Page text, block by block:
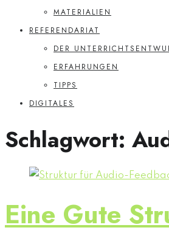
MATERIALIEN
REFERENDARIAT
DER
ERFAHRUNGEN
TIPPS
DIGITALES
Schlagwort:
Eine Gute